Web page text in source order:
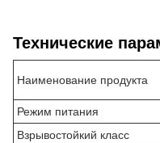
Технические
Наименование продукта
Режим питания
Взрывостойкий класс